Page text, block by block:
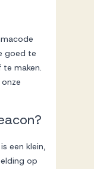
goed te
maken.
een klein,
op